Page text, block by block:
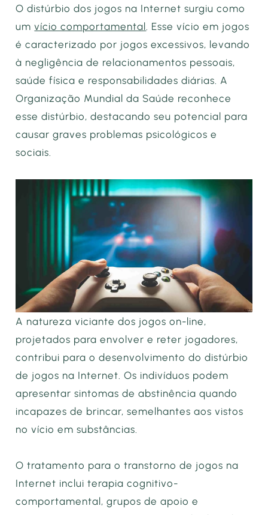
O distúrbio dos jogos na Internet surgiu como
umvício comportamental. Esse vício em jogos
é caracterizado por jogos excessivos, levando
à negligência de relacionamentos pessoais,
saúde física e responsabilidades diárias. A
Organização Mundial da Saúde reconhece
esse distúrbio, destacando seu potencial para
causar graves problemas psicológicos e
sociais.
A natureza viciante dos jogos on-line,
projetados para envolver e reter jogadores,
contribui para o desenvolvimento do distúrbio
de jogos na Internet. Os indivíduos podem
apresentar sintomas de abstinência quando
incapazes de brincar, semelhantes aos vistos
no vício em substâncias.
O tratamento para o transtorno de jogos na
Internet inclui terapia cognitivo-
comportamental, grupos de apoio e